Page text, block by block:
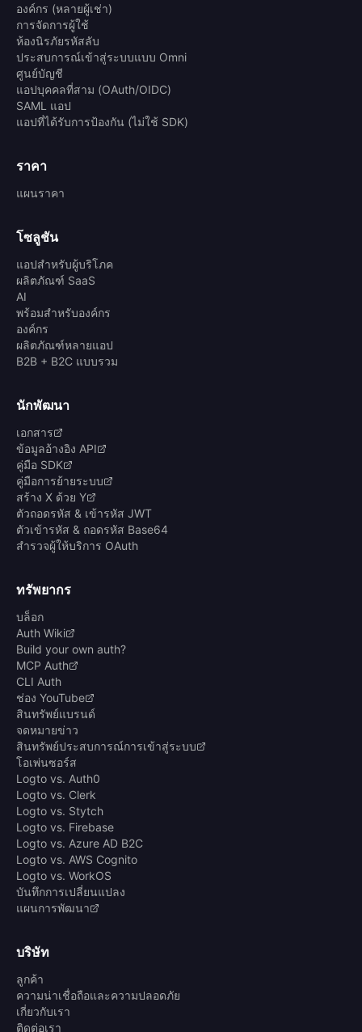
องค์กร (หลายผู้เช่า)
การจัดการผู้ใช้
ห้องนิรภัยรหัสลับ
ประสบการณ์เข้าสู่ระบบแบบ Omni
ศูนย์บัญชี
แอปบุคคลที่สาม (OAuth/OIDC)
SAML แอป
แอปที่ได้รับการป้องกัน (ไม่ใช้ SDK)
ราคา
แผนราคา
โซลูชัน
แอปสำหรับผู้บริโภค
ผลิตภัณฑ์ SaaS
AI
พร้อมสำหรับองค์กร
องค์กร
ผลิตภัณฑ์หลายแอป
B2B + B2C แบบรวม
นักพัฒนา
เอกสาร
ข้อมูลอ้างอิง API
คู่มือ SDK
คู่มือการย้ายระบบ
สร้าง X ด้วย Y
ตัวถอดรหัส & เข้ารหัส JWT
ตัวเข้ารหัส & ถอดรหัส Base64
สำรวจผู้ให้บริการ OAuth
ทรัพยากร
บล็อก
Auth Wiki
Build your own auth?
MCP Auth
CLI Auth
ช่อง YouTube
สินทรัพย์แบรนด์
จดหมายข่าว
สินทรัพย์ประสบการณ์การเข้าสู่ระบบ
โอเพ่นซอร์ส
Logto vs. Auth0
Logto vs. Clerk
Logto vs. Stytch
Logto vs. Firebase
Logto vs. Azure AD B2C
Logto vs. AWS Cognito
Logto vs. WorkOS
บันทึกการเปลี่ยนแปลง
แผนการพัฒนา
บริษัท
ลูกค้า
ความน่าเชื่อถือและความปลอดภัย
เกี่ยวกับเรา
ติดต่อเรา